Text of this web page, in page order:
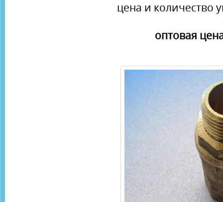
цена и количество
оптовая